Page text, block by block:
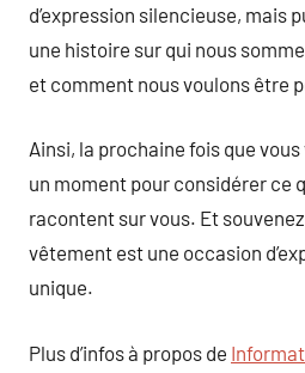
d’expression silencieuse, mais
une histoire sur qui nous
et comment nous voulons être
Ainsi, la prochaine fois que
un moment pour considérer ce
racontent sur vous. Et
vêtement est une occasion
unique.
Plus d’infos à propos de